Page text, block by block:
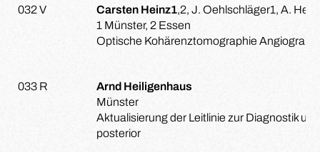
032 V Carsten Heinz1,2, J. Oehlschläger1, A.
1 Münster, 2 Essen
Optische Kohärenztomographie
033 R
Arnd Heiligenhaus
Münster
Aktualisierung der Leitlinie zur Diagnostik
posterior